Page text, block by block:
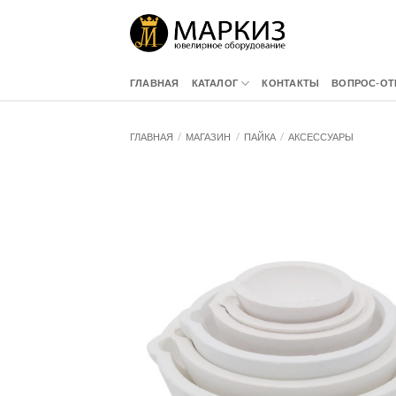
ГЛАВНАЯ КАТАЛОГ КОНТАКТЫ ВОПРОС-
ГЛАВНАЯ / МАГАЗИН / ПАЙКА / АКСЕССУАРЫ